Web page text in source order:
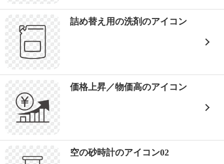
詰め替え用の洗剤のアイコン
価格上昇／物価高のアイコン
空の砂時計のアイコン02